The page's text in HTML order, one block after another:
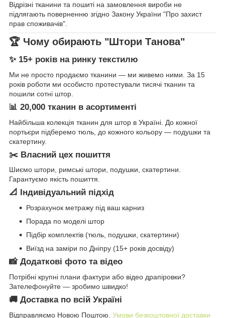
Відрізні тканини та пошиті на замовлення вироби не
підлягають поверненню згідно Закону України "Про захист
прав споживачів".
🏆 Чому обирають "Штори Танова"
✨ 15+ років на ринку текстилю
Ми не просто продаємо тканини — ми живемо ними. За 15
років роботи ми особисто протестували тисячі тканин та
пошили сотні штор.
📊 20,000 тканин в асортименті
Найбільша колекція тканин для штор в Україні. До кожної
портьєри підберемо тюль, до кожного кольору — подушки та
скатертину.
✂️ Власний цех пошиття
Шиємо штори, римські штори, подушки, скатертини.
Гарантуємо якість пошиття.
📐 Індивідуальний підхід
Розрахунок метражу під ваш карниз
Порада по моделі штор
Підбір комплектів (тюль, подушки, скатертини)
Виїзд на заміри по Дніпру (15+ років досвіду)
📸 Додаткові фото та відео
Потрібні крупні плани фактури або відео драпіровки?
Зателефонуйте — зробимо швидко!
🚚 Доставка по всій Україні
Відправляємо Новою Поштою. Умови безкоштовної доставки